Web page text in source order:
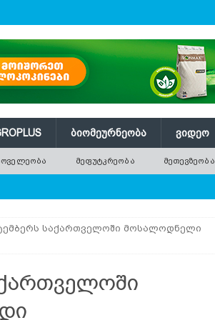
ᲑᲘᲝᲛᲔᲣᲠᲜᲔᲝᲑᲐ ᲕᲘᲓᲔᲝ
ᲛᲔᲤᲣᲢᲙᲠᲔᲝᲑᲐ ᲛᲔᲗᲔᲕᲖᲔᲝᲑᲐ
საქართველოში მოსალოდნელი